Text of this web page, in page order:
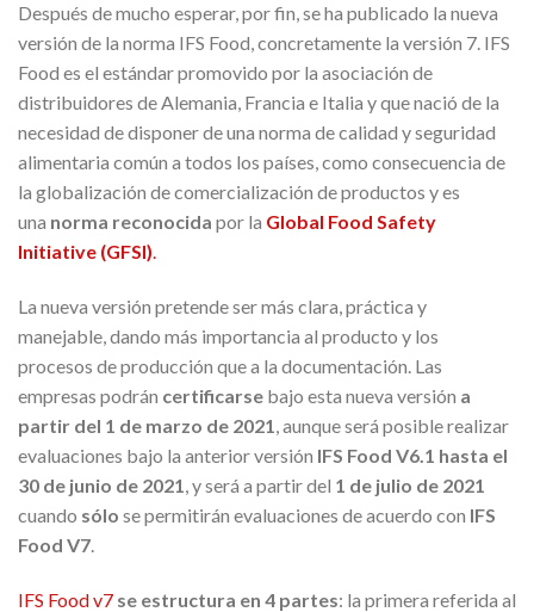
Después de mucho esperar, por fin, se ha publicado la nueva
versión de la norma IFS Food, concretamente la versión 7. IFS
Food es el estándar promovido por la asociación de
distribuidores de Alemania, Francia e Italia y que nació de la
necesidad de disponer de una norma de calidad y seguridad
alimentaria común a todos los países, como consecuencia de
la globalización de comercialización de productos y es
una norma reconocida por la Global Food Safety
Initiative (GFSI).
La nueva versión pretende ser más clara, práctica y
manejable, dando más importancia al producto y los
procesos de producción que a la documentación. Las
empresas podrán certificarse bajo esta nueva versión a
partir del 1 de marzo de 2021 , aunque será posible realizar
evaluaciones bajo la anterior versión IFS Food V6.1 hasta el
30 de junio de 2021 , y será a partir del 1 de julio de 2021
cuando sólo se permitirán evaluaciones de acuerdo con IFS
Food V7
IFS Food v7 se estructura en 4 partes: la primera referida al